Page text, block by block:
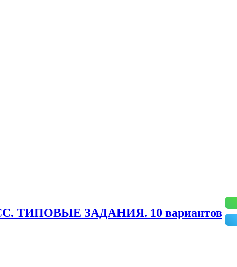
ЗАДАНИЯ. 10 вариантов